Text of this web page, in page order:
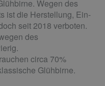
Wegen des
ist die Herstellung, Ein-
seit 2018 verboten.
des
circa 70%
Glühbirne.